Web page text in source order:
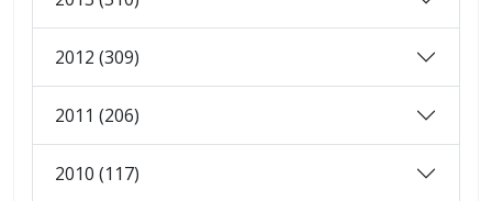
2012 (309)
2011 (206)
2010 (117)